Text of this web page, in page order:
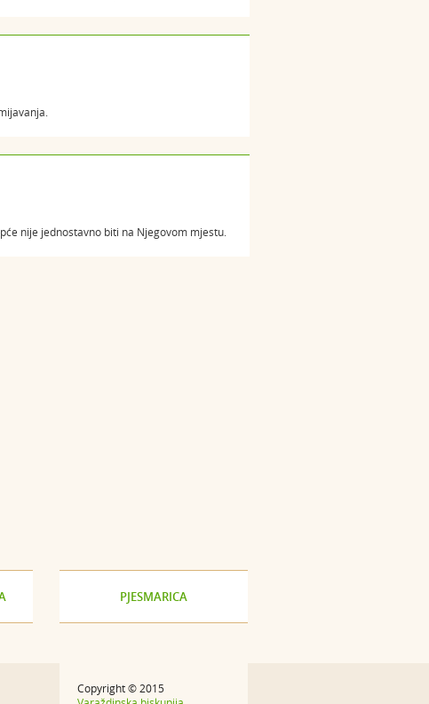
nije jednostavno biti na Njegovom mjestu.
PJESMARICA
Copyright © 2015